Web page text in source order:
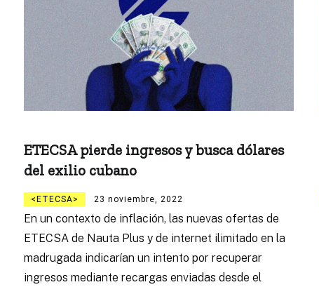
ETECSA pierde ingresos y busca dólares
del exilio cubano
ETECSA 23 noviembre, 2022
En un contexto de inflación, las nuevas ofertas de
ETECSA de Nauta Plus y de internet ilimitado en la
madrugada indicarían un intento por recuperar
ingresos mediante recargas enviadas desde el